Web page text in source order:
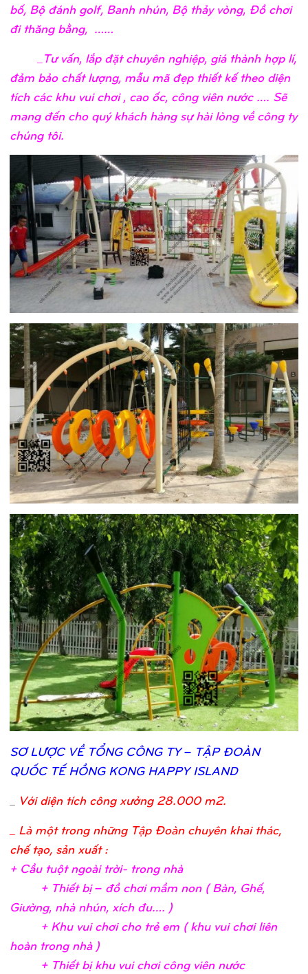
bố, Bộ đánh golf, Banh nhún, Bộ thảy vòng, Đồ chơi
đi thăng bằng, ……
_Tư vấn, lắp đặt chuyên nghiệp, giá thành hợp lí,
đảm bảo chất lượng, mẫu mã đẹp thiết kế theo diện
tích các khu vui chơi , cao ốc, công viên nước …. Sẽ
mang đến cho quý khách hàng sự hài lòng về công ty
chúng tôi.
SƠLƯỢC VỀTỔNG CÔNG TY – TẬP ĐOÀN
QUỐC TẾHỒNG KONG HAPPY ISLAND
Với diện tích công xưởng 28.000 m2.
_ Là một trong những Tập Đoàn chuyên khai thác,
chế tạo, sản xuất :
+ Cầu tuột ngoài trời- trong nhà
+ Thiết bị– đồchơi mầm non ( Bàn, Ghế,
Giường, nhà nhún, xích đu…. )
+ Khu vui chơi cho trẻem ( khu vui chơi liên
hoàn trong nhà )
+ Thiết bịkhu vui chơi công viên nước